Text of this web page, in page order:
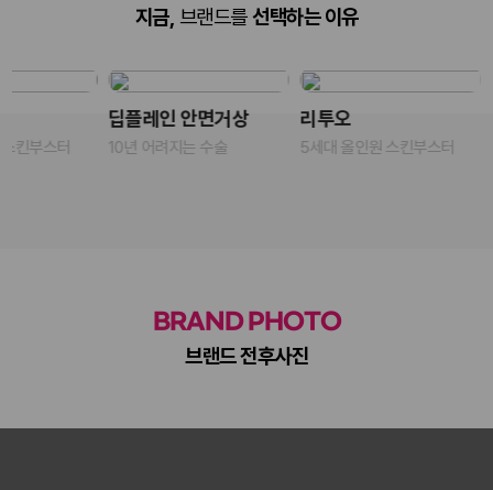
지금, 브랜드를 선택하는 이유
킨부스터
딥플레인 안면거상
10년 어려지는 수술
리투오
5세대 올인원 스킨부스터
BRAND PHOTO
브랜드 전후사진